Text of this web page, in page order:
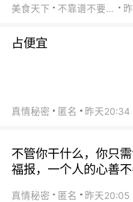
美食天下 不靠谱不要联系
占便宜
真情秘密 匿名 昨天20:34
不管你干什么，你只
福报，一个人的心善
真情秘密 匿名 昨天20:05